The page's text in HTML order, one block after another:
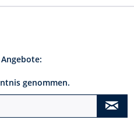
genommen.